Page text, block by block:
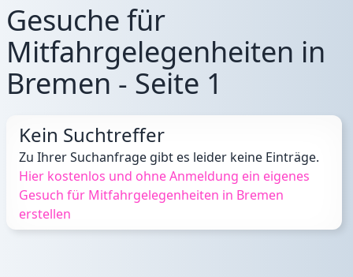
Gesuche für
Mitfahrgelegenheiten in
Bremen - Seite 1
Kein Suchtreffer
Zu Ihrer Suchanfrage gibt es leider keine Einträge.
Hier kostenlos und ohne Anmeldung ein eigenes
Gesuch für Mitfahrgelegenheiten in Bremen
erstellen